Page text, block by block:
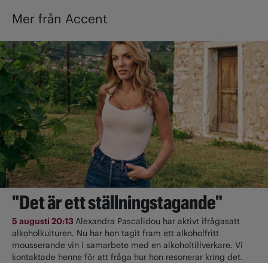
Mer från Accent
"Det är ett ställningstagande"
5 augusti 20:13Alexandra Pascalidou har aktivt ifrågasatt
alkoholkulturen. Nu har hon tagit fram ett alkoholfritt
mousserande vin i samarbete med en alkoholtillverkare. Vi
kontaktade henne för att fråga hur hon resonerar kring det.